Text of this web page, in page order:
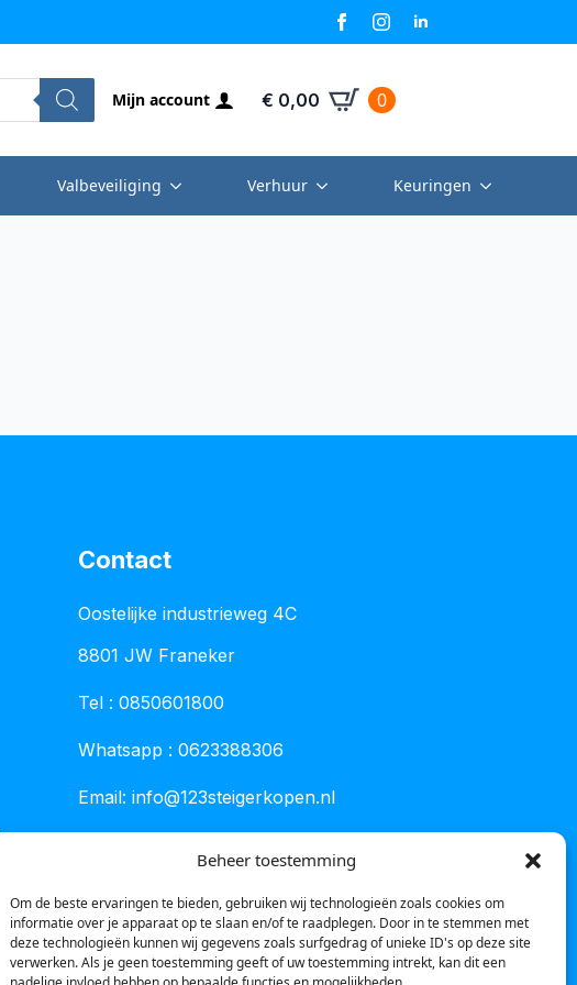
Beheer toestemming
Om de beste ervaringen te bieden, gebruiken wij technologieën zoals cookies om
informatie over je apparaat op te slaan en/of te raadplegen. Door in te stemmen met
deze technologieën kunnen wij gegevens zoals surfgedrag of unieke ID's op deze site
verwerken. Als je geen toestemming geeft of uw toestemming intrekt, kan dit een
Mijn account € 0,00 0
Valbeveiliging Verhuur Keuringen
Contact
Oostelijke industrieweg 4C
8801 JW Franeker
Tel : 0850601800
Whatsapp : 0623388306
Email: info@123steigerkopen.nl